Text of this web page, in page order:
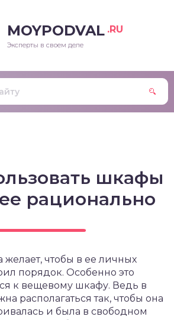
MOYPODVAL .RU
Эксперты в своем деле
шкафы
рационально
чтобы в ее личных
порядок. Особенно это
к вещевому шкафу. Ведь в
располагаться так, чтобы она
и была в свободном